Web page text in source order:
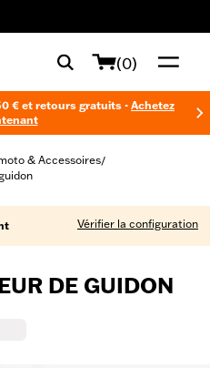
(0)
€ et retours gratuits - Achetez
& Accessoires/
Vérifier la configuration
DE GUIDON